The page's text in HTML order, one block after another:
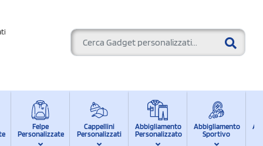
Felpe
Personalizzate
Cappellini
Personalizzati
Abbigliamento
Personalizzato
Abbigliamento
Sportivo